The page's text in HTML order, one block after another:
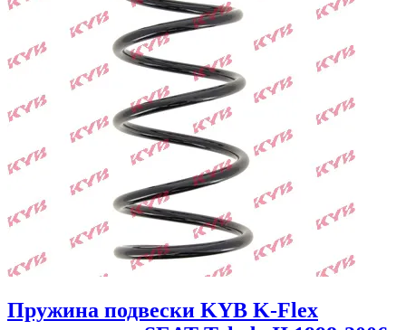
Пружина подвески KYB K-Flex